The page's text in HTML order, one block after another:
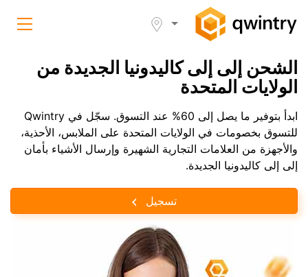
الشحن إلى إلى كاليدونيا الجديدة من
الولايات المتحدة
ابدأ بتوفير ما يصل إلى 60% عند التسوق. سجّل في Qwintry
للتسوق بخصومات في الولايات المتحدة على الملابس، الأحذية،
والأجهزة من العلامات التجارية الشهيرة وإرسال الأشياء بأمان
إلى إلى كاليدونيا الجديدة.
تسجيل